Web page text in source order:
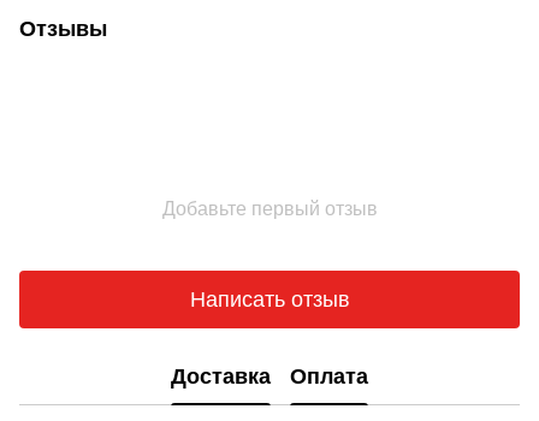
Отзывы
Добавьте первый отзыв
Написать отзыв
Доставка Оплата